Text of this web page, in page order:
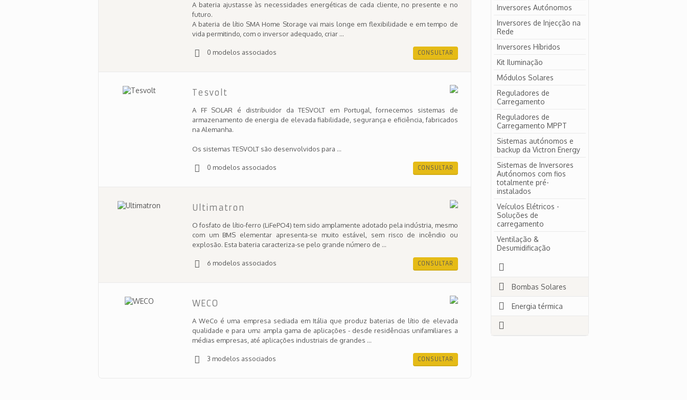
A bateria ajustasse às necessidades energéticas de cada cliente, no presente e no
futuro.
A bateria de lítio SMA Home Storage vai mais longe em flexibilidade e em tempo de
vida permitindo, com o inversor adequado, criar ...
0 modelos associados CONSULTAR
Tesvolt
A FF SOLAR é distribuidor da TESVOLT em Portugal, fornecemos sistemas de
armazenamento de energia de elevada fiabilidade, segurança e eficiência, fabricados
na Alemanha.
Os sistemas TESVOLT são desenvolvidos para ...
0 modelos associados CONSULTAR
Ultimatron
O fosfato de lítio-ferro (LiFePO4) tem sido amplamente adotado pela indústria, mesmo
com um BMS elementar apresenta-se muito estável, sem risco de incêndio ou
explosão. Esta bateria caracteriza-se pelo grande número de ...
6 modelos associados CONSULTAR
WECO
A WeCo é uma empresa sediada em Itália que produz baterias de lítio de elevada
qualidade e para uma ampla gama de aplicações - desde residências unifamiliares a
médias empresas, até aplicações industriais de grandes ...
3 modelos associados CONSULTAR
Inversores Autónomos
Inversores de Injecção na
Rede
Inversores Híbridos
Kit Iluminação
Módulos Solares
Reguladores de
Carregamento
Reguladores de
Carregamento MPPT
Sistemas autónomos e
backup da Victron Energy
Sistemas de Inversores
Autónomos com fios
totalmente pré-
instalados
Veículos Elétricos -
Soluções de
carregamento
Ventilação &
Desumidificação
Bombas Solares
Energia térmica